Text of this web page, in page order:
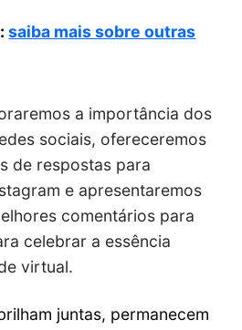
saiba mais sobre outras
a importância dos
sociais, ofereceremos
de respostas para
e apresentaremos
comentários para
celebrar a essência
virtual.
juntas, permanecem